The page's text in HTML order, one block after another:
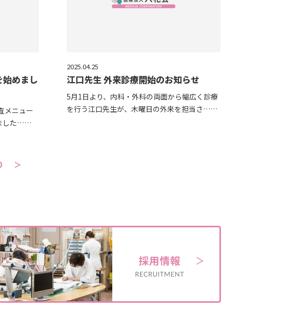
始めまし
メニュー
した……
2025.04.25
江口先生 外来診療開始のお知らせ
5月1日より、内科・外科の両面から幅広く診療
を行う江口先生が、木曜日の外来を担当さ……
＞